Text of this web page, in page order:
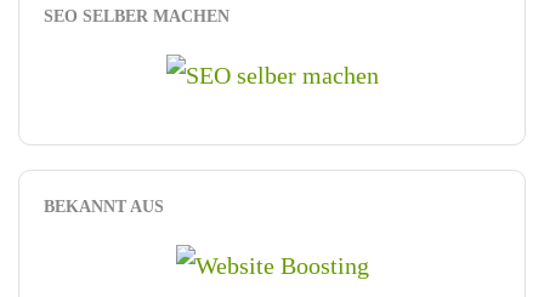
SEO SELBER MACHEN
BEKANNT AUS